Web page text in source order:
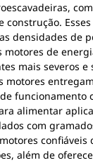
construção.
densidades de
motores de
mais severos e
motores
funcionamento
alimentar
com
além de